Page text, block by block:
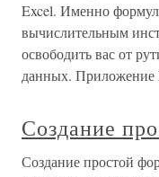
Excel. Именно
вычислительным
освободить вас от
данных. Приложение
Создание
Создание простой